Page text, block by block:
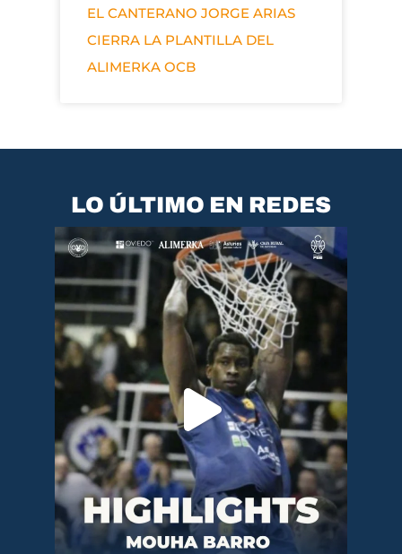
EL CANTERANO JORGE ARIAS
CIERRA LA PLANTILLA DEL
ALIMERKA OCB
LO ÚLTIMO EN REDES